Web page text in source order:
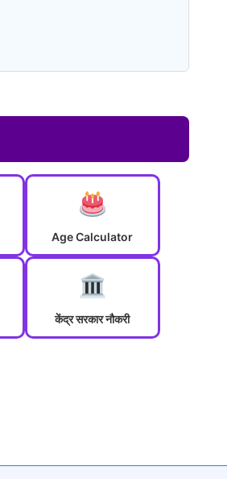
Age Calculator
केंद्र सरकार नौकरी